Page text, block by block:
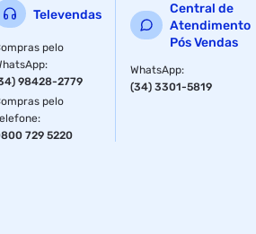
Televendas
pelo
:
98428-2779
pelo
:
729 5220
Central de
Atendimento
Pós Vendas
WhatsApp:
(34) 3301-5819